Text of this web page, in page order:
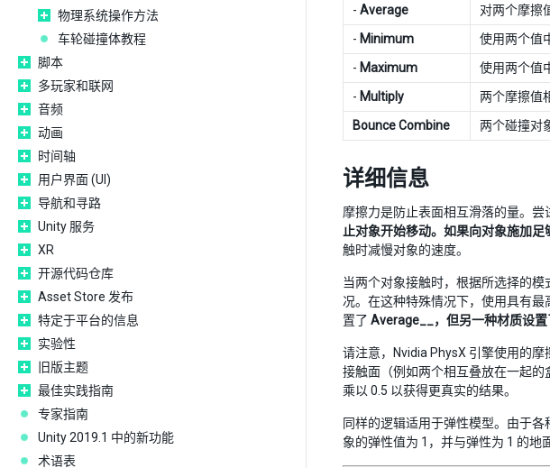
物理系统操作方法
车轮碰撞体教程
脚本
多玩家和联网
音频
动画
时间轴
用户界面 (UI)
导航和寻路
Unity 服务
XR
开源代码仓库
Asset Store 发布
特定于平台的信息
实验性
旧版主题
最佳实践指南
专家指南
Unity 2019.1 中的新功能
术语表
- Average
对两个摩擦
- Minimum
使用两个值
- Maximum
使用两个值
- Multiply
两个摩擦值
Bounce Combine
两个碰撞对
详细信息
摩擦力是防止表面相互滑落的量。
止对象开始移动。如果向对象施加
触时减慢对象的速度。
当两个对象接触时，根据所选择的
况。在这种特殊情况下，使用具有
置了 Average__，但另一种材质设置
请注意，Nvidia PhysX 引擎使用的
接触面（例如两个相互叠放在一起
乘以 0.5 以获得更真实的结果。
同样的逻辑适用于弹性模型。由于
象的弹性值为 1，并与弹性为 1 的地